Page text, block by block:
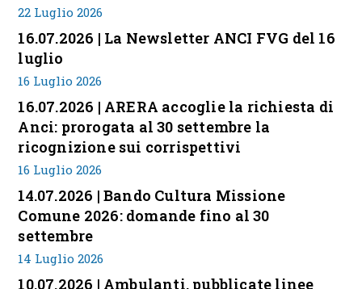
22 Luglio 2026
16.07.2026 | La Newsletter ANCI FVG del 16
luglio
16 Luglio 2026
16.07.2026 | ARERA accoglie la richiesta di
Anci: prorogata al 30 settembre la
ricognizione sui corrispettivi
16 Luglio 2026
14.07.2026 | Bando Cultura Missione
Comune 2026: domande fino al 30
settembre
14 Luglio 2026
10.07.2026 | Ambulanti, pubblicate linee